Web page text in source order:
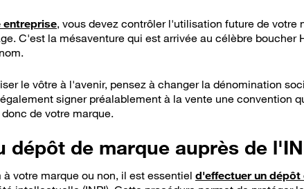
entreprise, vous devez contrôler l'utilisation future de votre
C'est la mésaventure qui est arrivée au célèbre boucher
le vôtre à l'avenir, pensez à changer la dénomination
signer préalablement à la vente une convention
de votre marque.
dépôt de marque auprès de
votre marque ou non, il est essentiel d'effectuer un dépôt